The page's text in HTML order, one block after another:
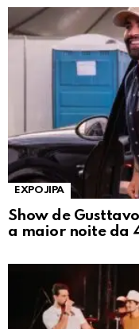
EXPOJIPA
Show de
a maior noite da